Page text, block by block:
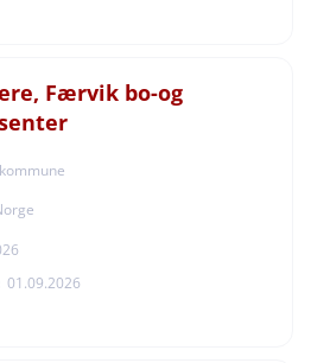
Færvik bo-og
01.09.2026